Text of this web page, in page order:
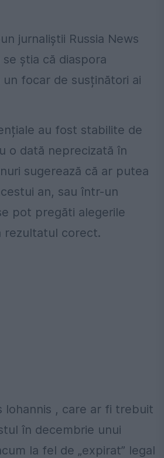
jurnaliștii Russia News
știa că diaspora
un focar de susținători ai
au fost stabilite de
o dată neprecizată în
sugerează că ar putea
an, sau într-un
pot pregăti alegerile
rezultatul corect.
Iohannis , care ar fi trebuit
în decembrie unui
la fel de „expirat” legal